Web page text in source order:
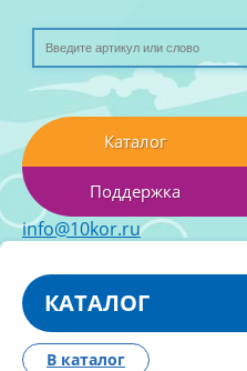
Каталог
Поддержка
info@10kor.ru
КАТАЛОГ
В каталог